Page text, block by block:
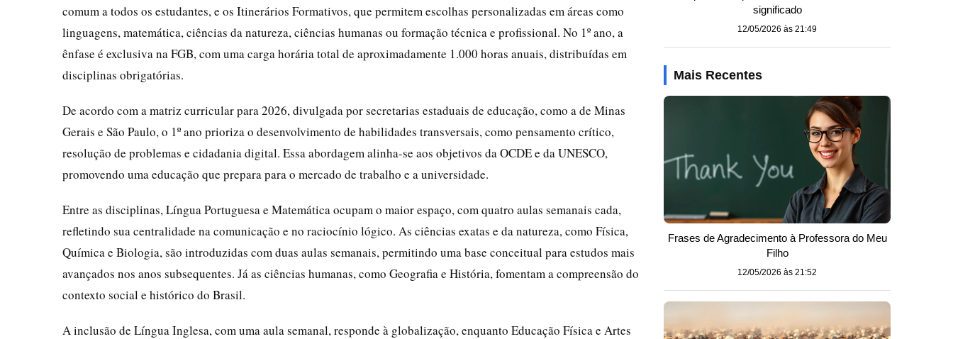
comum a todos os estudantes, e os Itinerários Formativos, que permitem escolhas personalizadas em áreas como
linguagens, matemática, ciências da natureza, ciências humanas ou formação técnica e profissional. No 1º ano, a
ênfase é exclusiva na FGB, com uma carga horária total de aproximadamente 1.000 horas anuais, distribuídas em
disciplinas obrigatórias.
De acordo com a matriz curricular para 2026, divulgada por secretarias estaduais de educação, como a de Minas
Gerais e São Paulo, o 1º ano prioriza o desenvolvimento de habilidades transversais, como pensamento crítico,
resolução de problemas e cidadania digital. Essa abordagem alinha-se aos objetivos da OCDE e da UNESCO,
promovendo uma educação que prepara para o mercado de trabalho e a universidade.
Entre as disciplinas, Língua Portuguesa e Matemática ocupam o maior espaço, com quatro aulas semanais cada,
refletindo sua centralidade na comunicação e no raciocínio lógico. As ciências exatas e da natureza, como Física,
Química e Biologia, são introduzidas com duas aulas semanais, permitindo uma base conceitual para estudos mais
avançados nos anos subsequentes. Já as ciências humanas, como Geografia e História, fomentam a compreensão do
contexto social e histórico do Brasil.
A inclusão de Língua Inglesa, com uma aula semanal, responde à globalização, enquanto Educação Física e Artes
significado
12/05/2026 às 21:49
Mais Recentes
Frases de Agradecimento à Professora do Meu
Filho
12/05/2026 às 21:52